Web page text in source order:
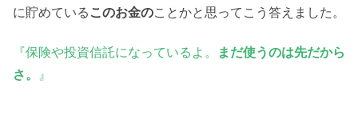
に貯めている このお金のことかと思ってこう答えました。
『保険や投資信託になっているよ。
まだ使うのは先だから
さ。 』